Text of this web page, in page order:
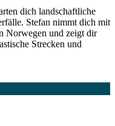
dich landschaftliche
Stefan nimmt dich mit
Norwegen und zeigt dir
Strecken und